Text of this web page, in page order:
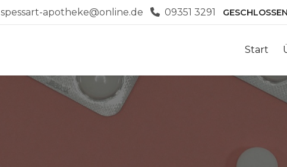
spessart-apotheke@online.de 09351 3291 GESCHLOSSEN
Start